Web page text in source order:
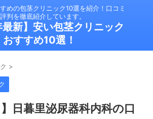
めの包茎クリニック10選を紹介！口コミ
判を徹底紹介しています。
最新】安い包茎クリニック
おすすめ10選！
>
】日暮里泌尿器科内科の口